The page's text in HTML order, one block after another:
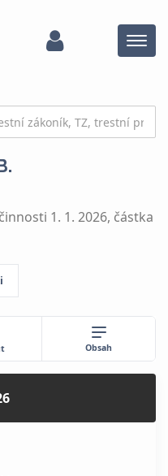
Menu
1. 1. 2026, částka
Obsah